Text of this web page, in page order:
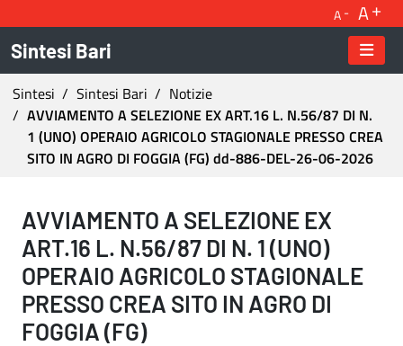
A A
Sintesi Bari
Ti trovi in:
Sintesi Sintesi Bari
Notizie
AVVIAMENTO A SELEZIONE EX ART.16 L. N.56/87 DI N.
1 (UNO) OPERAIO AGRICOLO STAGIONALE PRESSO CREA
SITO IN AGRO DI FOGGIA (FG) dd-886-DEL-26-06-2026
AVVIAMENTO A SELEZIONE EX ART.16 L.
AVVIAMENTO A SELEZIONE EX
ART.16 L. N.56/87 DI N. 1 (UNO)
OPERAIO AGRICOLO STAGIONALE
PRESSO CREA SITO IN AGRO DI
FOGGIA (FG)